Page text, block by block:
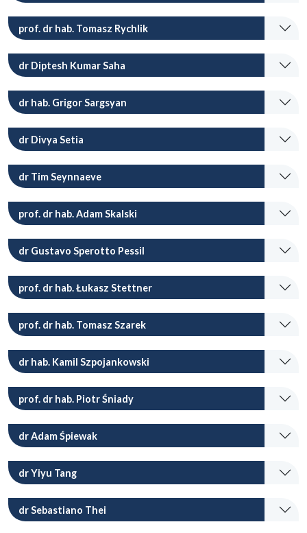
prof. dr hab. Tomasz Rychlik
dr Diptesh Kumar Saha
dr hab. Grigor Sargsyan
dr Divya Setia
dr Tim Seynnaeve
prof. dr hab. Adam Skalski
dr Gustavo Sperotto Pessil
prof. dr hab. Łukasz Stettner
prof. dr hab. Tomasz Szarek
dr hab. Kamil Szpojankowski
prof. dr hab. Piotr Śniady
dr Adam Śpiewak
dr Yiyu Tang
dr Sebastiano Thei